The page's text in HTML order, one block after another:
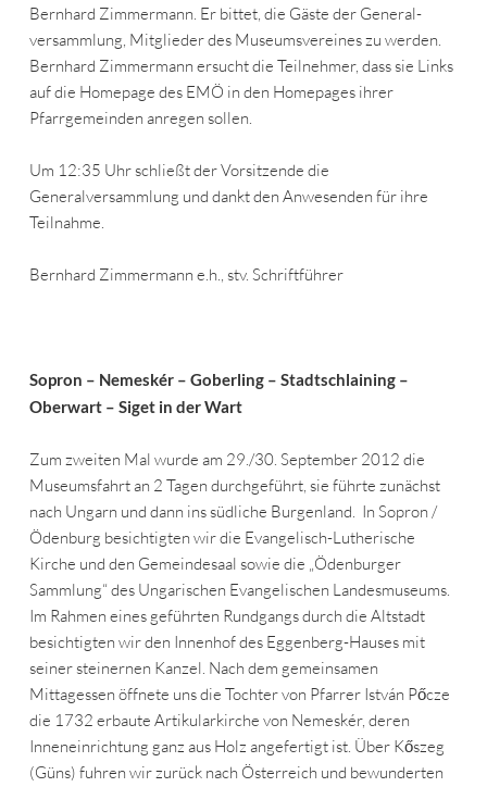
Bernhard Zimmermann. Er bittet, die Gäste der General-
versammlung, Mitglieder des Museumsvereines zu werden.
Bernhard Zimmermann ersucht die Teilnehmer, dass sie Links
auf die Homepage des EMÖ in den Homepages ihrer
Pfarrgemeinden anregen sollen.
Um 12:35 Uhr schließt der Vorsitzende die
Generalversammlung und dankt den Anwesenden für ihre
Teilnahme.
Bernhard Zimmermann e.h., stv. Schriftführer
Sopron – Nemeskér – Goberling – Stadtschlaining –
Oberwart – Siget in der Wart
Zum zweiten Mal wurde am 29./30. September 2012 die
Museumsfahrt an 2 Tagen durchgeführt, sie führte zunächst
nach Ungarn und dann ins südliche Burgenland. In Sopron /
Ödenburg besichtigten wir die Evangelisch-Lutherische
Kirche und den Gemeindesaal sowie die „Ödenburger
Sammlung“ des Ungarischen Evangelischen Landesmuseums.
Im Rahmen eines geführten Rundgangs durch die Altstadt
besichtigten wir den Innenhof des Eggenberg-Hauses mit
seiner steinernen Kanzel. Nach dem gemeinsamen
Mittagessen öffnete uns die Tochter von Pfarrer István Pőcze
die 1732 erbaute Artikularkirche von Nemeskér, deren
Inneneinrichtung ganz aus Holz angefertigt ist. Über Kőszeg
(Güns) fuhren wir zurück nach Österreich und bewunderten